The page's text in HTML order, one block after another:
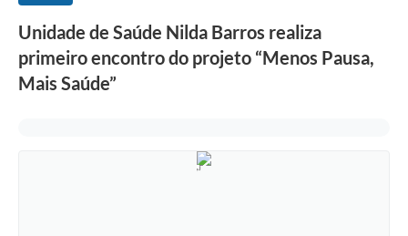
Unidade de Saúde Nilda Barros realiza
primeiro encontro do projeto “Menos Pausa,
Mais Saúde”